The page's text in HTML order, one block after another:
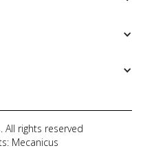
rights reserved
Mecanicus